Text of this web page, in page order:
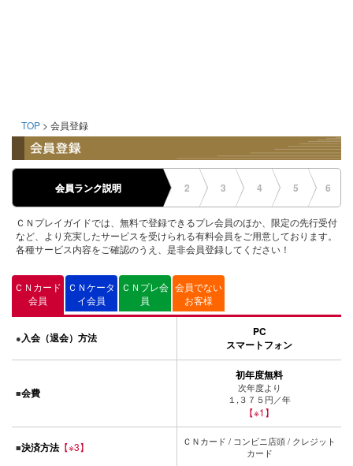
TOP > 会員登録
会員ランク説明 2 3 4 5 6
ＣＮプレイガイドでは、無料で登録できるプレ会員のほか、限定の先行受付
など、より充実したサービスを受けられる有料会員をご用意しております。
各種サービス内容をご確認のうえ、是非会員登録してください！
ＣＮカード
会員
ＣＮケータ
イ会員
ＣＮプレ会
員
会員でない
お客様
●入会（退会）方法
PC
スマートフォン
■会費
初年度無料
次年度より
１,３７５円／年
【※1】
■決済方法 【※3】
ＣＮカード / コンビニ店頭 / クレジット
カード